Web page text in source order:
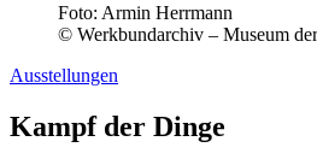
Foto: Armin Herrmann
© Werkbundarchiv – Museum
Ausstellungen
Kampf der Dinge